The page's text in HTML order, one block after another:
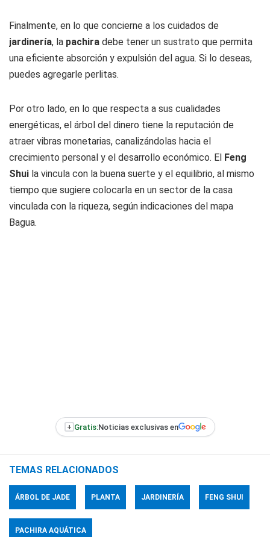
Finalmente, en lo que concierne a los cuidados de
jardinería, la pachira debe tener un sustrato que permita
una eficiente absorción y expulsión del agua. Si lo deseas,
puedes agregarle perlitas.
Por otro lado, en lo que respecta a sus cualidades
energéticas, el árbol del dinero tiene la reputación de
atraer vibras monetarias, canalizándolas hacia el
crecimiento personal y el desarrollo económico. El Feng
Shui la vincula con la buena suerte y el equilibrio, al mismo
tiempo que sugiere colocarla en un sector de la casa
vinculada con la riqueza, según indicaciones del mapa
Bagua.
+ Gratis:Noticias exclusivas en
TEMAS RELACIONADOS
ÁRBOL DE JADE PLANTA JARDINERÍA FENG SHUI
PACHIRA AQUÁTICA